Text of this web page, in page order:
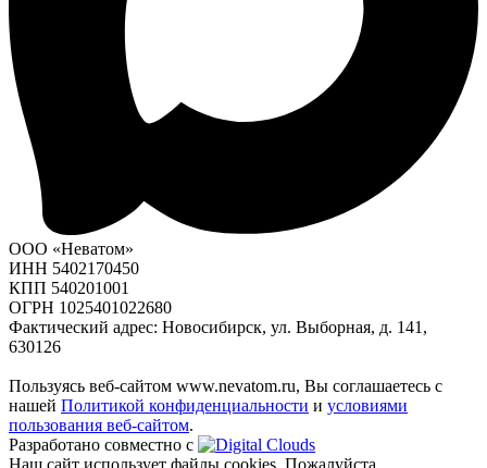
ООО «Неватом»
ИНН 5402170450
КПП 540201001
ОГРН 1025401022680
Фактический адрес: Новосибирск, ул. Выборная, д. 141,
630126
Пользуясь веб-сайтом www.nevatom.ru, Вы соглашаетесь с
нашей Политикой конфиденциальности и условиями
пользования веб-сайтом.
Разработано совместно с
Наш сайт использует файлы cookies. Пожалуйста,